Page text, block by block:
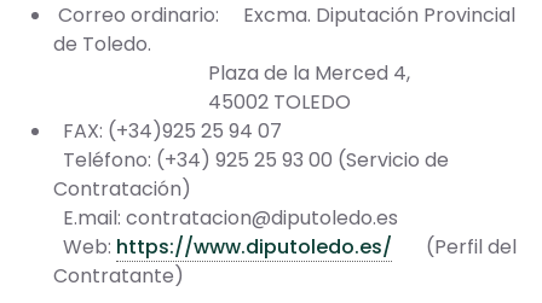
Correo ordinario: Excma. Diputación Provincial
de Toledo.
Plaza de la Merced 4,
45002 TOLEDO
FAX: (+34)925 25 94 07
Teléfono: (+34) 925 25 93 00 (Servicio de
Contratación)
E.mail: contratacion@diputoledo.es
Web: https://www.diputoledo.es/ (Perfil del
Contratante)